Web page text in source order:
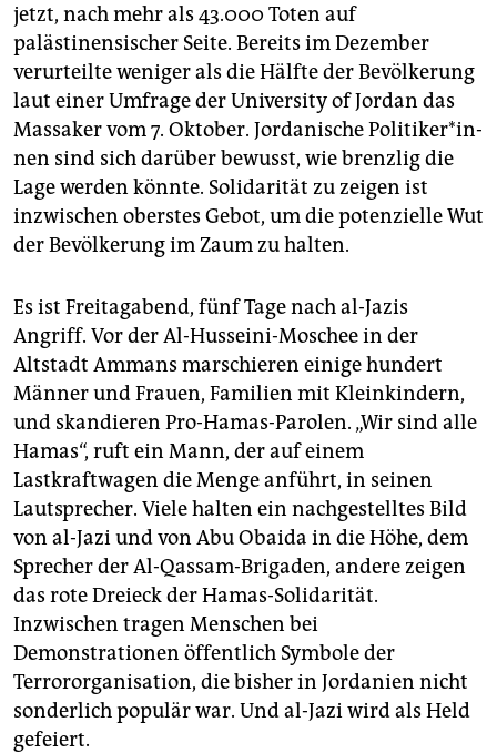
jetzt, nach mehr als 43.000 Toten auf
palästinensischer Seite. Bereits im Dezember
verurteilte weniger als die Hälfte der Bevölkerung
laut einer Umfrage der University of Jordan das
Massaker vom 7. Oktober. Jordanische Po­li­ti­ke­r*in­
nen sind sich darüber bewusst, wie brenzlig die
Lage werden könnte. Solidarität zu zeigen ist
inzwischen oberstes Gebot, um die potenzielle Wut
der Bevölkerung im Zaum zu halten.
Es ist Freitagabend, fünf Tage nach al-Jazis
Angriff. Vor der Al-Husseini-Moschee in der
Altstadt Ammans marschieren einige hundert
Männer und Frauen, Familien mit Kleinkindern,
und skandieren Pro-Hamas-Parolen. „Wir sind alle
Hamas“, ruft ein Mann, der auf einem
Lastkraftwagen die Menge anführt, in seinen
Lautsprecher. Viele halten ein nachgestelltes Bild
von al-Jazi und von Abu Obaida in die Höhe, dem
Sprecher der Al-Qassam-Brigaden, andere zeigen
das rote Dreieck der Hamas-Solidarität.
Inzwischen tragen Menschen bei
Demonstrationen öffentlich Symbole der
Terrororganisation, die bisher in Jordanien nicht
sonderlich populär war. Und al-Jazi wird als Held
gefeiert.